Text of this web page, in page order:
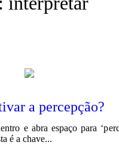
a percepção?
e abra espaço para
é a chave...